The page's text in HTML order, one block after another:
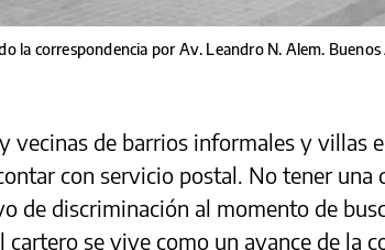
la correspondencia por Av. Leandro N. Alem. Buenos
vecinas de barrios informales y villas
con servicio postal. No tener una
de discriminación al momento de
cartero se vive como un avance de la